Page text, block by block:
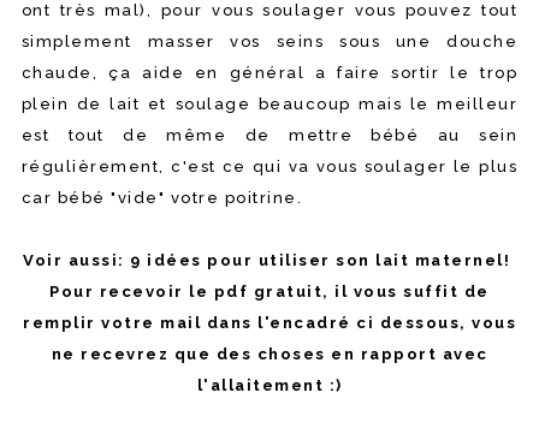
ont très mal), pour vous soulager vous pouvez tout
simplement masser vos seins sous une douche
chaude, ça aide en général a faire sortir le trop
plein de lait et soulage beaucoup mais le meilleur
est tout de même de mettre bébé au sein
régulièrement, c'est ce qui va vous soulager le plus
car bébé "vide" votre poitrine.
Voir aussi: 9 idées pour utiliser son lait maternel!
Pour recevoir le pdf gratuit, il vous suffit de
remplir votre mail dans l'encadré ci dessous, vous
ne recevrez que des choses en rapport avec
l'allaitement :)